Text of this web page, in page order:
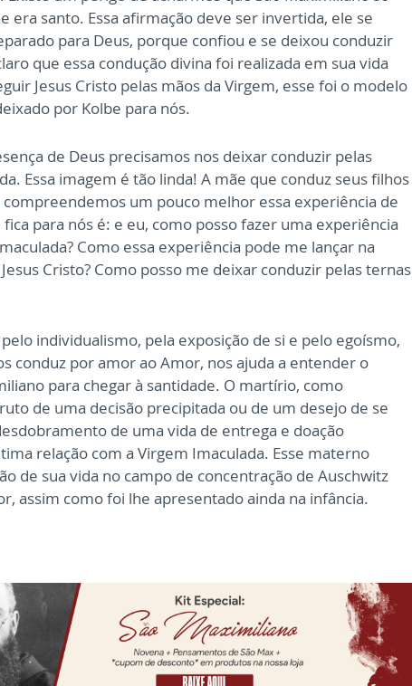
era santo. Essa afirmação deve ser invertida, ele se
para Deus, porque confiou e se deixou conduzir
que essa condução divina foi realizada em sua vida
Jesus Cristo pelas mãos da Virgem, esse foi o modelo
por Kolbe para nós.
de Deus precisamos nos deixar conduzir pelas
Essa imagem é tão linda! A mãe que conduz seus filhos
um pouco melhor essa experiência de
para nós é: e eu, como posso fazer uma experiência
Como essa experiência pode me lançar na
Cristo? Como posso me deixar conduzir pelas ternas
individualismo, pela exposição de si e pelo egoísmo,
conduz por amor ao Amor, nos ajuda a entender o
para chegar à santidade. O martírio, como
de uma decisão precipitada ou de um desejo de se
de uma vida de entrega e doação
relação com a Virgem Imaculada. Esse materno
de sua vida no campo de concentração de Auschwitz
assim como foi lhe apresentado ainda na infância.